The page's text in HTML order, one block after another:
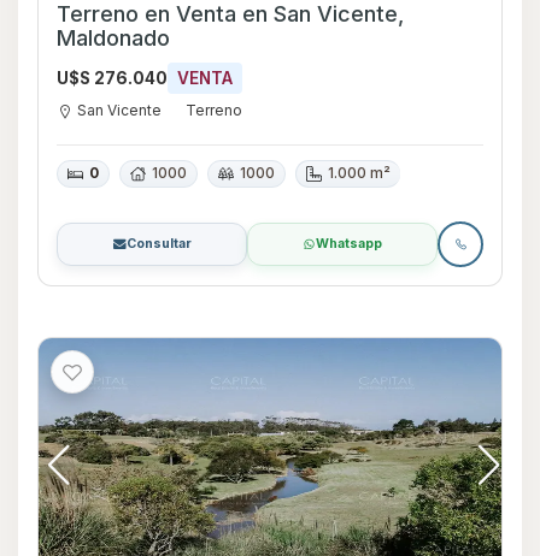
Terreno en Venta en San Vicente,
Maldonado
U$S 276.040 VENTA
San Vicente Terreno
0 1000 1000 1.000 m²
Consultar Whatsapp